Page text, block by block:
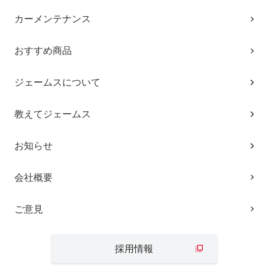
カーメンテナンス
おすすめ商品
ジェームスについて
教えてジェームス
お知らせ
会社概要
ご意見
採用情報